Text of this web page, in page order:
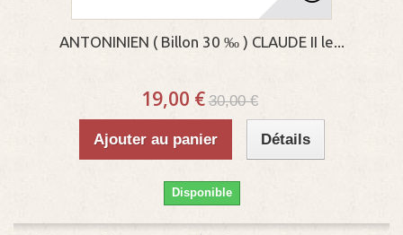
ANTONINIEN ( Billon 30 ‰ ) CLAUDE II le...
19,00 € 30,00 €
Ajouter au panier Détails
Disponible